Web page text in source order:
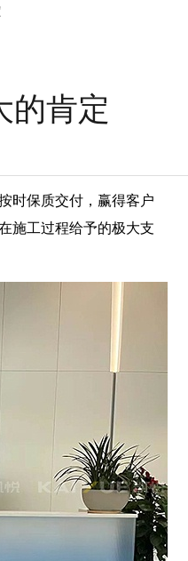
的肯定
时保质交付，赢得客户
施工过程给予的极大支